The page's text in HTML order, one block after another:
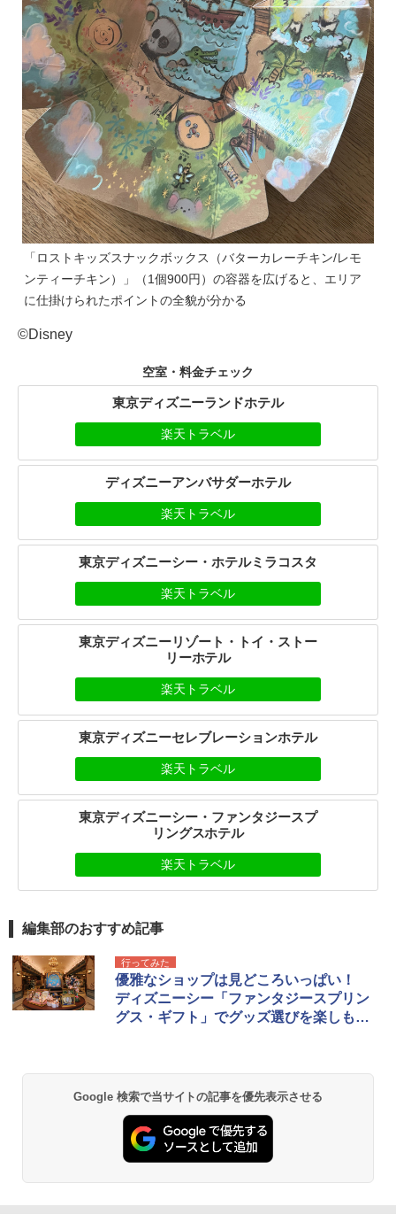
「ロストキッズスナックボックス（バターカレーチキン/レモ
ンティーチキン）」（1個900円）の容器を広げると、エリア
に仕掛けられたポイントの全貌が分かる
©Disney
空室・料金チェック
東京ディズニーランドホテル
楽天トラベル
ディズニーアンバサダーホテル
楽天トラベル
東京ディズニーシー・ホテルミラコスタ
楽天トラベル
東京ディズニーリゾート・トイ・ストー
リーホテル
楽天トラベル
東京ディズニーセレブレーションホテル
楽天トラベル
東京ディズニーシー・ファンタジースプ
リングスホテル
楽天トラベル
編集部のおすすめ記事
行ってみた
優雅なショップは見どころいっぱい！
ディズニーシー「ファンタジースプリン
グス・ギフト」でグッズ選びを楽しも
Google 検索で当サイトの記事を優先表示させる